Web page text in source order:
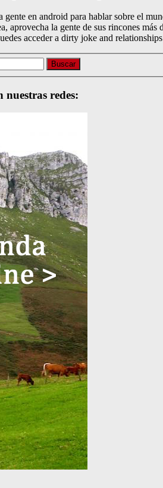
en android para hablar sobre el
aprovecha la gente de sus rincones
acceder a dirty joke and
nuestras redes: